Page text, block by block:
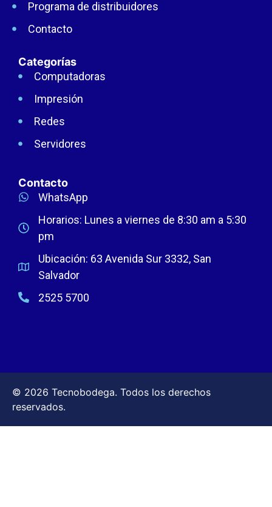
Programa de distribuidores
Contacto
Categorías
Computadoras
Impresión
Redes
Servidores
Contacto
WhatsApp
Horarios: Lunes a viernes de 8:30 am a 5:30
pm
Ubicación: 63 Avenida Sur 3332, San
Salvador
2525 5700
© 2026 Tecnobodega. Todos los derechos
reservados.